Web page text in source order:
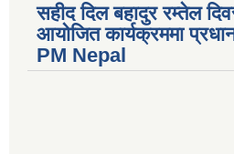
सहीद दिल बहादुर रम्तेल
आयोजित कार्यक्रममा
PM Nepal